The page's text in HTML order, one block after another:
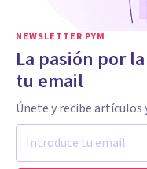
NEWSLETTER PYM
La pasión por
tu email
Únete y recibe artículos